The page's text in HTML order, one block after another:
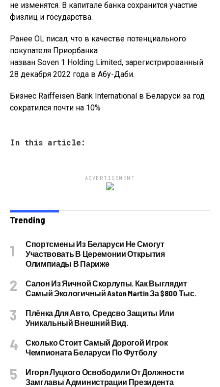
не изменятся. В капитале банка сохранится участие
физлиц и государства.
Ранее OL писал, что в качестве потенциального
покупателя Приорбанка
назван Soven 1 Holding Limited, зарегистрированный
28 декабря 2022 года в Абу-Даби.
Бизнес Raiffeisen Bank International в Беларуси за год
сократился почти на 10%
In this article:
ADVERTISEMENT
Trending
Спортсмены Из Беларуси Не Смогут
Участвовать В Церемонии Открытия
Олимпиады В Париже
Салон Из Яичной Скорлупы. Как Выглядит
Самый Экологичный Aston Martin За $800 Тыс.
Плёнка Для Авто, Средсво Защиты Или
Уникальный Внешний Вид.
Сколько Стоит Самый Дорогой Игрок
Чемпионата Беларуси По Футболу
Игоря Луцкого Освободили От Должности
Замглавы Администрации Президента